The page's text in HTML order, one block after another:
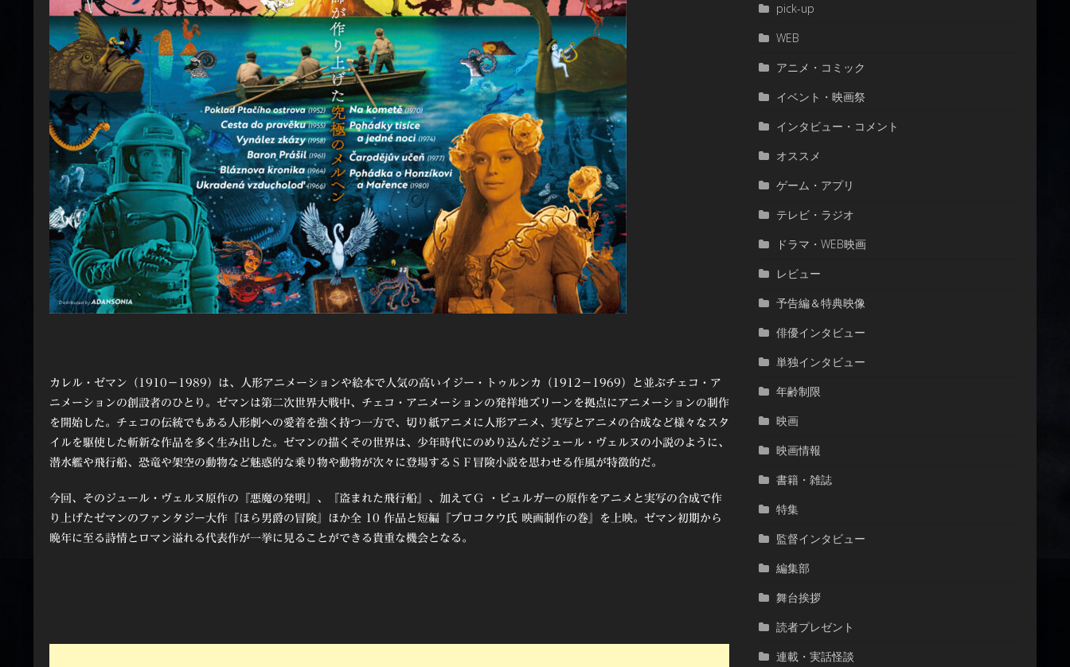
カレル・ゼマン（1910－1989）は、人形アニメーションや絵本で人気の高いイジー・トゥルンカ（1912－1969）と並ぶチェコ・ア
ニメーションの創設者のひとり。ゼマンは第二次世界大戦中、チェコ・アニメーションの発祥地ズリーンを拠点にアニメーションの制作
を開始した。チェコの伝統でもある人形劇への愛着を強く持つ一方で、切り紙アニメに人形アニメ、実写とアニメの合成など様々なスタ
イルを駆使した斬新な作品を多く生み出した。ゼマンの描くその世界は、少年時代にのめり込んだジュール・ヴェルヌの小説のように、
潜水艦や飛行船、恐竜や架空の動物など魅惑的な乗り物や動物が次々に登場するＳＦ冒険小説を思わせる作風が特徴的だ。
今回、そのジュール・ヴェルヌ原作の『悪魔の発明』、『盗まれた飛行船』、加えてＧ ・ビュルガーの原作をアニメと実写の合成で作
り上げたゼマンのファンタジー大作『ほら男爵の冒険』ほか全 10 作品と短編『プロコクウ氏 映画制作の巻』を上映。ゼマン初期から
晩年に至る詩情とロマン溢れる代表作が一挙に見ることができる貴重な機会となる。
pick-up
WEB
アニメ・コミック
イベント・映画祭
インタビュー・コメント
オススメ
ゲーム・アプリ
テレビ・ラジオ
ドラマ・WEB映画
レビュー
予告編＆特典映像
俳優インタビュー
単独インタビュー
年齢制限
映画
映画情報
書籍・雑誌
特集
監督インタビュー
編集部
舞台挨拶
読者プレゼント
連載・実話怪談